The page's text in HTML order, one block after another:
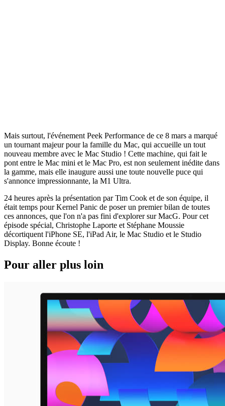
Mais surtout, l'événement Peek Performance de ce 8 mars a marqué
un tournant majeur pour la famille du Mac, qui accueille un tout
nouveau membre avec le Mac Studio ! Cette machine, qui fait le
pont entre le Mac mini et le Mac Pro, est non seulement inédite dans
la gamme, mais elle inaugure aussi une toute nouvelle puce qui
s'annonce impressionnante, la M1 Ultra.
24 heures après la présentation par Tim Cook et de son équipe, il
était temps pour Kernel Panic de poser un premier bilan de toutes
ces annonces, que l'on n'a pas fini d'explorer sur MacG. Pour cet
épisode spécial, Christophe Laporte et Stéphane Moussie
décortiquent l'iPhone SE, l'iPad Air, le Mac Studio et le Studio
Display. Bonne écoute !
Pour aller plus loin